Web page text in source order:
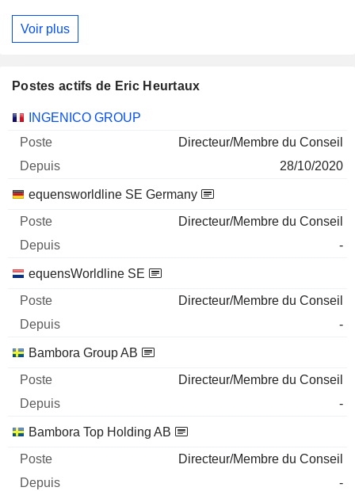
Voir plus
Postes actifs de Eric Heurtaux
Sociétés Poste Début
INGENICO GROUP
Directeur/Membre du Conseil
28/10/2020
equensworldline SE Germany
Directeur/Membre du Conseil
-
equensWorldline SE
Directeur/Membre du Conseil
-
Bambora Group AB
Directeur/Membre du Conseil
-
Bambora Top Holding AB
Directeur/Membre du Conseil
-